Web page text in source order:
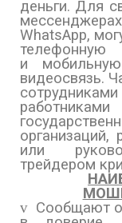
деньги. Для
WhatsApp,
телефонную
и
видеосвязь.
или
трейдером
v Сообщают